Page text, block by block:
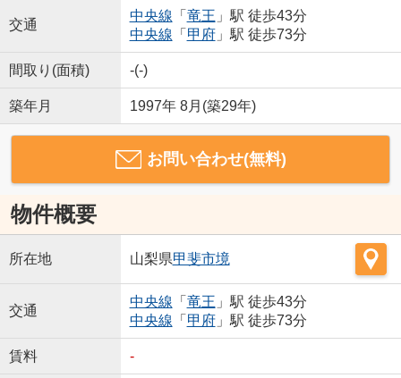
交通
中央線 「 竜王 」駅 徒歩43分
中央線 「 甲府」駅 徒歩73分
間取り(面積) -(-)
築年月 1997年 8月(築29年)
お問い合わせ(無料)
物件概要
所在地 山梨県甲斐市境
交通
中央線 「 竜王 」駅 徒歩43分
中央線 「 甲府」駅 徒歩73分
賃料 -